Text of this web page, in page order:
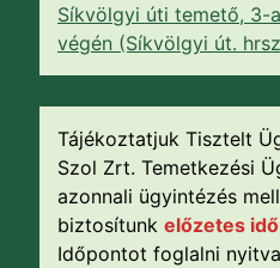
Síkvölgyi úti temető, 3-
végén (Síkvölgyi út.
Tájékoztatjuk Tisztelt
Szol Zrt. Temetkezési
azonnali ügyintézés
biztosítunk előzetes
Időpontot foglalni